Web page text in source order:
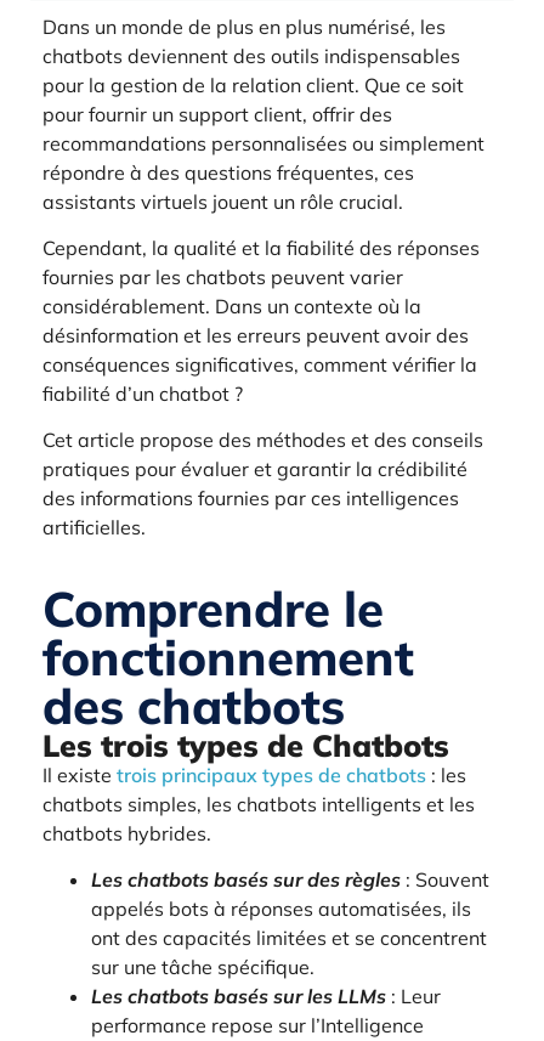
Dans un monde de plus en plus numérisé, les
chatbots deviennent des outils indispensables
pour la gestion de la relation client. Que ce soit
pour fournir un support client, offrir des
recommandations personnalisées ou simplement
répondre à des questions fréquentes, ces
assistants virtuels jouent un rôle crucial.
Cependant, la qualité et la fiabilité des réponses
fournies par les chatbots peuvent varier
considérablement. Dans un contexte où la
désinformation et les erreurs peuvent avoir des
conséquences significatives, comment vérifier la
fiabilité d’un chatbot ?
Cet article propose des méthodes et des conseils
pratiques pour évaluer et garantir la crédibilité
des informations fournies par ces intelligences
artificielles.
Comprendre le
fonctionnement
des chatbots
Les trois types de Chatbots
Il existe trois principaux types de chatbots : les
chatbots simples, les chatbots intelligents et les
chatbots hybrides.
Les chatbots basés sur des règles : Souvent
appelés bots à réponses automatisées, ils
ont des capacités limitées et se concentrent
sur une tâche spécifique.
Les chatbots basés sur les LLMs : Leur
performance repose sur l’Intelligence